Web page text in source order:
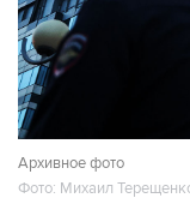
Архивное фото
Фото: Михаил